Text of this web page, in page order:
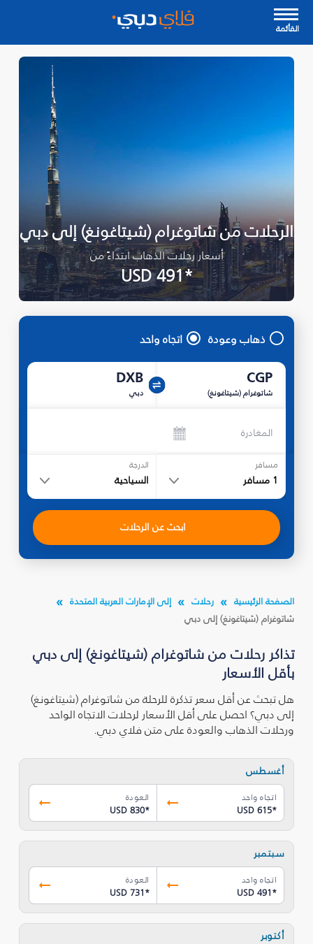
القأئمة
الرحلات من شاتوغرام (شيتاغونغ) إلى دبي
أسعار رحلات الذهاب ابتداءً من
*USD 491
ذهاب وعودة اتجاه واحد
CGP
شاتوغرام (شيتاغونغ)
DXB
دبي
المغادرة
مسافر
1 مسافر
الدرجة
السياحية
ابحث عن الرحلات
الصفحة الرئيسية رحلات
إلى الإمارات العربية المتحدة
شاتوغرام (شيتاغونغ) إلى دبي
تذاكر رحلات من شاتوغرام (شيتاغونغ) إلى دبي
بأقل الأسعار
هل تبحث عن أقل سعر تذكرة للرحلة من شاتوغرام (شيتاغونغ)
إلى دبي؟ احصل على أقل الأسعار لرحلات الاتجاه الواحد
ورحلات الذهاب والعودة على متن فلاي دبي.
أغسطس
اتجاه واحد
USD 615*
العودة
USD 830*
سبتمبر
اتجاه واحد
USD 491*
العودة
USD 731*
أكتوبر